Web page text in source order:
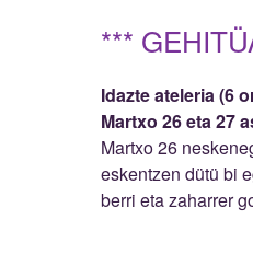
***
Idazte ateleria (6
Martxo 26 eta 27
Martxo 26
eskentzen dütü bi
berri eta zaharrer